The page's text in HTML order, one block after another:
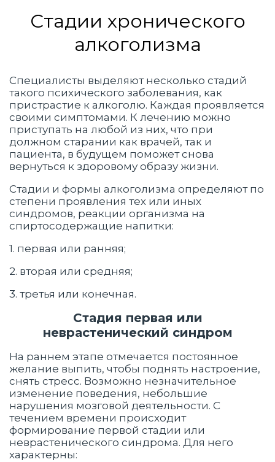
Стадии хронического
алкоголизма
Специалисты выделяют несколько стадий
такого психического заболевания, как
пристрастие к алкоголю. Каждая проявляется
своими симптомами. К лечению можно
приступать на любой из них, что при
должном старании как врачей, так и
пациента, в будущем поможет снова
вернуться к здоровому образу жизни.
Стадии и формы алкоголизма определяют по
степени проявления тех или иных
синдромов, реакции организма на
спиртосодержащие напитки:
1. первая или ранняя;
2. вторая или средняя;
3. третья или конечная.
Стадия первая или
неврастенический синдром
На раннем этапе отмечается постоянное
желание выпить, чтобы поднять настроение,
снять стресс. Возможно незначительное
изменение поведения, небольшие
нарушения мозговой деятельности. С
течением времени происходит
формирование первой стадии или
неврастенического синдрома. Для него
характерны: